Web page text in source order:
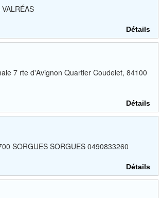
Détails
7 rte d'Avignon Quartier Coudelet, 84100
Détails
SORGUES SORGUES 0490833260
Détails